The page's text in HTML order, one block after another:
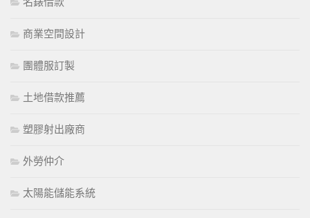
商業空間設計
團體服訂製
土地借款推薦
塑膠射出廠商
外勞仲介
太陽能儲能系統